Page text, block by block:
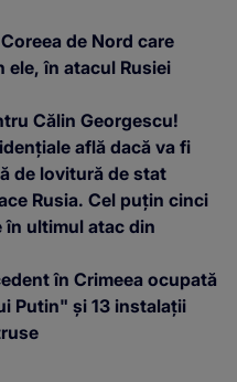
de Nord care
ele, în atacul Rusiei
Călin Georgescu!
află dacă va fi
de lovitură de stat
Rusia. Cel puțin cinci
în ultimul atac din
în Crimeea ocupată
Putin" și 13 instalații